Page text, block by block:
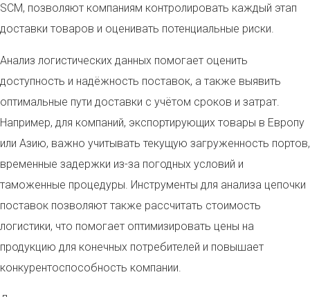
SCM, позволяют компаниям контролировать каждый этап
доставки товаров и оценивать потенциальные риски.
Анализ логистических данных помогает оценить
доступность и надёжность поставок, а также выявить
оптимальные пути доставки с учётом сроков и затрат.
Например, для компаний, экспортирующих товары в Европу
или Азию, важно учитывать текущую загруженность портов,
временные задержки из-за погодных условий и
таможенные процедуры. Инструменты для анализа цепочки
поставок позволяют также рассчитать стоимость
логистики, что помогает оптимизировать цены на
продукцию для конечных потребителей и повышает
конкурентоспособность компании.